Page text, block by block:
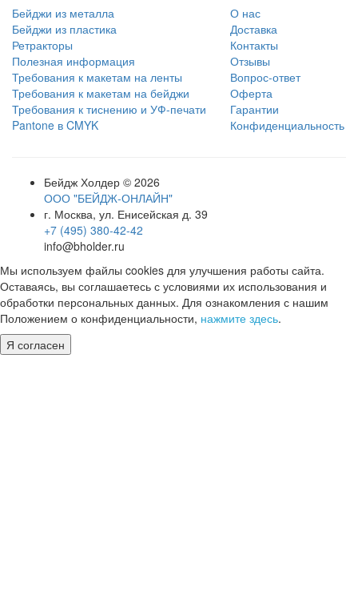
Бейджи из металла
Бейджи из пластика
Ретракторы
Полезная информация
Требования к макетам на ленты
Требования к макетам на бейджи
Требования к тиснению и УФ-печати
Pantone в CMYK
О нас
Доставка
Контакты
Отзывы
Вопрос-ответ
Оферта
Гарантии
Конфиденциальность
Бейдж Холдер © 2026
ООО "БЕЙДЖ-ОНЛАЙН"
г. Москва, ул. Енисейская д. 39
+7 (495) 380-42-42
info@bholder.ru
Мы используем файлы cookies для улучшения работы сайта.
Оставаясь, вы соглашаетесь с условиями их использования и
обработки персональных данных. Для ознакомления с нашим
Положением о конфиденциальности, нажмите здесь.
Я согласен